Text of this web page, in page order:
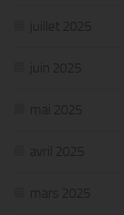
juillet 2025
juin 2025
mai 2025
avril 2025
mars 2025